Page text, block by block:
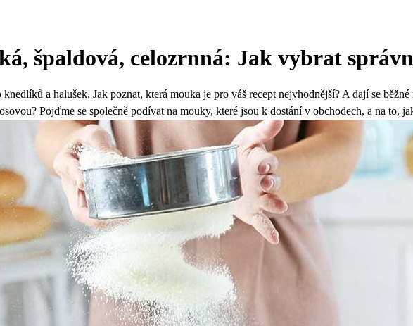
špaldová, celozrnná: Jak vybrat
a halušek. Jak poznat, která mouka je pro váš recept nejvhodnější? A dají se
Pojďme se společně podívat na mouky, které jsou k dostání v obchodech, a na to,